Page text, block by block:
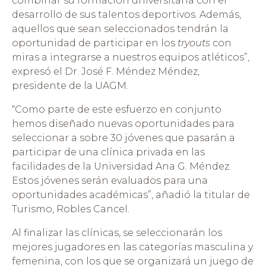
desarrollo de sus talentos deportivos. Además,
aquellos que sean seleccionados tendrán la
oportunidad de participar en los tryouts con
miras a integrarse a nuestros equipos atléticos”,
expresó el Dr. José F. Méndez Méndez,
presidente de la UAGM.
“Como parte de este esfuerzo en conjunto
hemos diseñado nuevas oportunidades para
seleccionar a sobre 30 jóvenes que pasarán a
participar de una clínica privada en las
facilidades de la Universidad Ana G. Méndez.
Estos jóvenes serán evaluados para una
oportunidades académicas”, añadió la titular de
Turismo, Robles Cancel.
Al finalizar las clínicas, se seleccionarán los
mejores jugadores en las categorías masculina y
femenina, con los que se organizará un juego de